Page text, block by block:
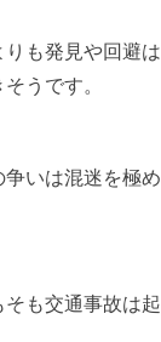
も発見や回避は
うです。
いは混迷を極め
も交通事故は起